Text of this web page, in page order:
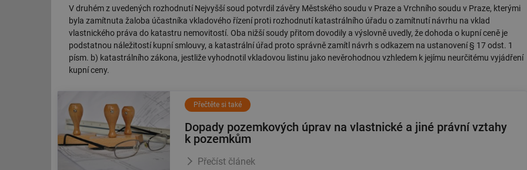
V druhém z uvedených rozhodnutí Nejvyšší soud potvrdil závěry Městského soudu v Praze a Vrchního soudu v Praze, kterými
byla zamítnuta žaloba účastníka vkladového řízení proti rozhodnutí katastrálního úřadu o zamítnutí návrhu na vklad
vlastnického práva do katastru nemovitostí. Oba nižší soudy přitom dovodily a výslovně uvedly, že dohoda o kupní ceně je
podstatnou náležitostí kupní smlouvy, a katastrální úřad proto správně zamítl návrh s odkazem na ustanovení § 17 odst. 1
písm. b) katastrálního zákona, jestliže vyhodnotil vkladovou listinu jako nevěrohodnou vzhledem k jejímu neurčitému vyjádření
kupní ceny.
Přečtěte si také
Dopady pozemkových úprav na vlastnické a jiné právní vztahy
k pozemkům
Přečíst článek
g_csrf_token
.forum.tzb-
info.cz
Zavřením
prohlížeče
Slouží k přihlášení pomocí Google
konference.tzb-
info.cz
Tento soubor cookie se používá k
_hjAbsoluteSessionInProgress
Hotjar Ltd
Soubor cookie je nastaven tak, aby
id
_hjIncludedInSessionSample
Hotjar Ltd
elektro.tzb-
1 minuta
59 sekund
Tento soubor cookie je nastaven tak,
o tom, zda je tento návštěvník zahrnut
mv